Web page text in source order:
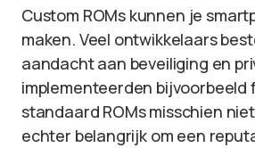
Custom ROMs kunnen je
maken. Veel ontwikkelaars
aandacht aan beveiliging en
implementeerden bijvoorbeeld
standaard ROMs misschien
echter belangrijk om een